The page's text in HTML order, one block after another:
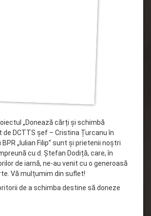
„Donează cărți și schimbă
de DCTTS șef – Cristina Țurcanu în
„Iulian Filip” sunt și prietenii noștri
cu d. Ștefan Dodiță, care, în
de iarnă, ne-au venit cu o generoasă
Vă mulțumim din suflet!
de a schimba destine să doneze